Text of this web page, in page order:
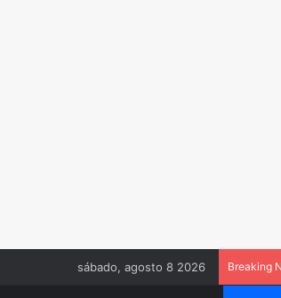
sábado, agosto 8 2026 Breaking